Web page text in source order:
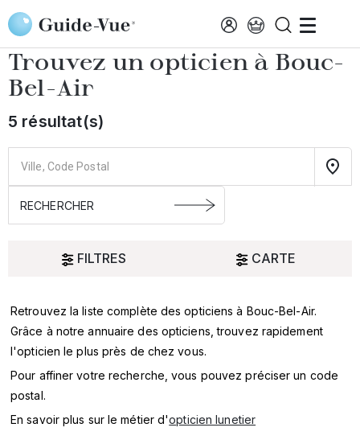
Aller au contenu principal
Accueil Choisir mon opticien Bouc-Bel-Air
Trouvez un opticien à Bouc-
Bel-Air
5 résultat(s)
FILTRES CARTE
Oui
SERVICES
MARQUES
Retrouvez la liste complète des opticiens à Bouc-Bel-Air.
Grâce à notre annuaire des opticiens, trouvez rapidement
l'opticien le plus près de chez vous.
Pour affiner votre recherche, vous pouvez préciser un code
postal.
En savoir plus sur le métier d'opticien lunetier